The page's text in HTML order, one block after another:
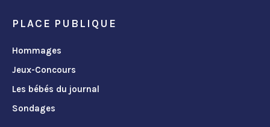
PLACE PUBLIQUE
Hommages
Jeux-Concours
Les bébés du journal
Sondages